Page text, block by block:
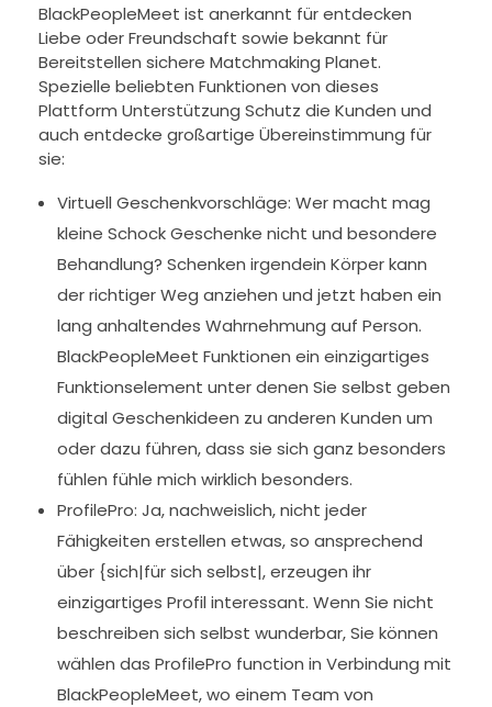
BlackPeopleMeet ist anerkannt für entdecken
Liebe oder Freundschaft sowie bekannt für
Bereitstellen sichere Matchmaking Planet.
Spezielle beliebten Funktionen von dieses
Plattform Unterstützung Schutz die Kunden und
auch entdecke großartige Übereinstimmung für
sie:
Virtuell Geschenkvorschläge: Wer macht mag
kleine Schock Geschenke nicht und besondere
Behandlung? Schenken irgendein Körper kann
der richtiger Weg anziehen und jetzt haben ein
lang anhaltendes Wahrnehmung auf Person.
BlackPeopleMeet Funktionen ein einzigartiges
Funktionselement unter denen Sie selbst geben
digital Geschenkideen zu anderen Kunden um
oder dazu führen, dass sie sich ganz besonders
fühlen fühle mich wirklich besonders.
ProfilePro: Ja, nachweislich, nicht jeder
Fähigkeiten erstellen etwas, so ansprechend
über {sich|für sich selbst|, erzeugen ihr
einzigartiges Profil interessant. Wenn Sie nicht
beschreiben sich selbst wunderbar, Sie können
wählen das ProfilePro function in Verbindung mit
BlackPeopleMeet, wo einem Team von